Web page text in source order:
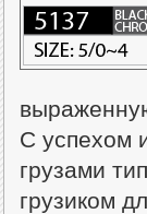
С успехом
грузами
грузиком